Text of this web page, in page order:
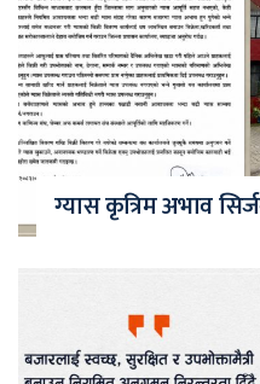
ग्यास कृत्रिम अभाव